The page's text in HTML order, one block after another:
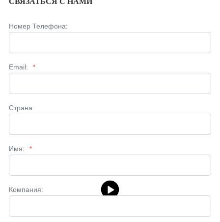
Номер Телефона:
Email: *
Страна:
Имя: *
Компания: